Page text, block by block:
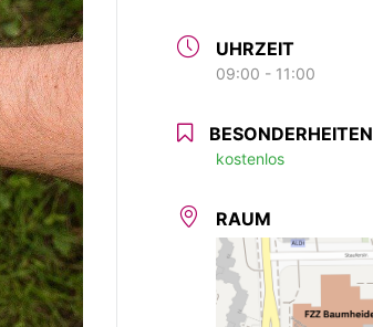
UHRZEIT
09:00 - 11:00
BESONDERHEITEN
kostenlos
RAUM